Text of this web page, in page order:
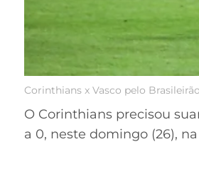
Corinthians x Vasco pelo
O Corinthians precisou
a 0, neste domingo (26),